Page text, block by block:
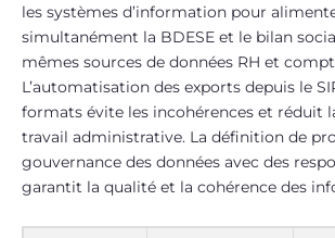
les systèmes d’information pour
simultanément la BDESE et le bilan
mêmes sources de données RH et
L’automatisation des exports depuis le
formats évite les incohérences et réduit
travail administrative. La définition de
gouvernance des données avec des
garantit la qualité et la cohérence des